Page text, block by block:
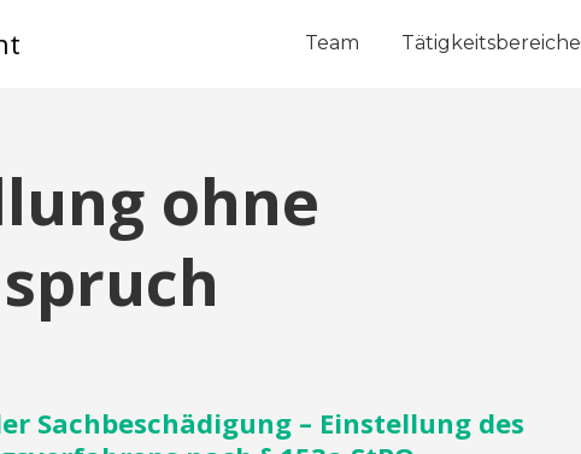
Team Tätigkeitsbereiche
ohne
Sachbeschädigung – Einstellung des